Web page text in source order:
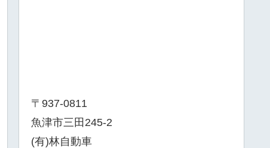
〒937-0811
魚津市三田245-2
(有)林自動車